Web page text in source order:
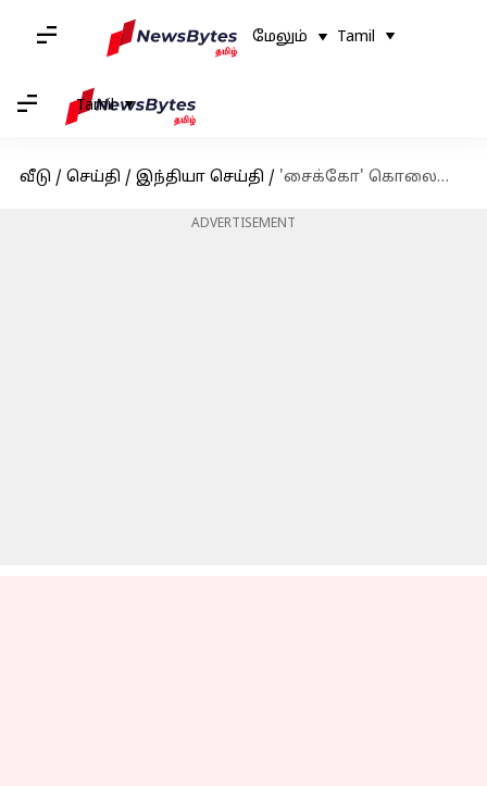
மேலும் Tamil
Tamil
வீடு / செய்தி / இந்தியா செய்தி / 'சைக்கோ' கொலையாளி தஷ்வந்த் விடுதலை குறித்த குழப்பமும், மக்கள் கொந்தளிப்பும்!- உங்கள் கருத்து என்ன?
ADVERTISEMENT